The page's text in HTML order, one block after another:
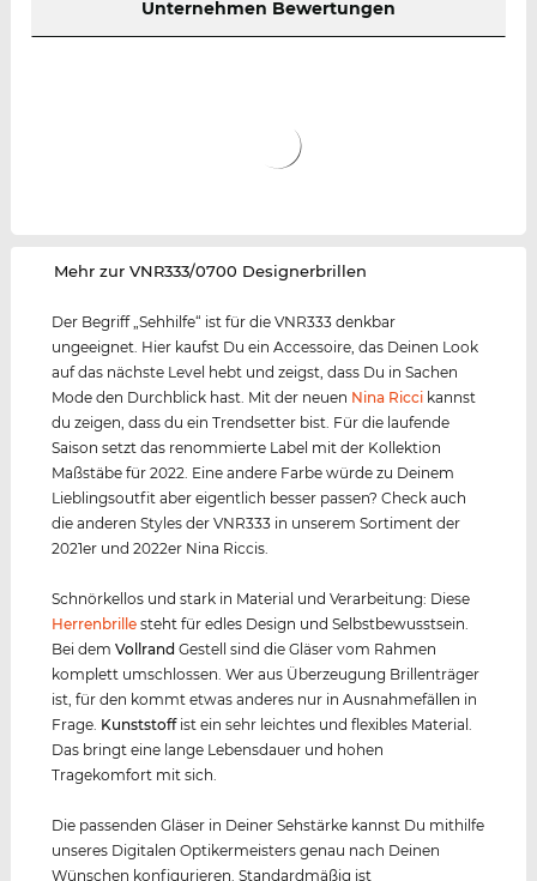
Unternehmen Bewertungen
‌Mehr zur VNR333/0700 Designerbrillen
Der Begriff „Sehhilfe“ ist für die VNR333 denkbar
ungeeignet. Hier kaufst Du ein Accessoire, das Deinen Look
auf das nächste Level hebt und zeigst, dass Du in Sachen
Mode den Durchblick hast. Mit der neuen Nina Ricci kannst
du zeigen, dass du ein Trendsetter bist. Für die laufende
Saison setzt das renommierte Label mit der Kollektion
Maßstäbe für 2022. Eine andere Farbe würde zu Deinem
Lieblingsoutfit aber eigentlich besser passen? Check auch
die anderen Styles der VNR333 in unserem Sortiment der
2021er und 2022er Nina Riccis.
Schnörkellos und stark in Material und Verarbeitung: Diese
Herrenbrille steht für edles Design und Selbstbewusstsein.
Bei demVollrand Gestell sind die Gläser vom Rahmen
komplett umschlossen. Wer aus Überzeugung Brillenträger
ist, für den kommt etwas anderes nur in Ausnahmefällen in
Frage. Kunststoffist ein sehr leichtes und flexibles Material.
Das bringt eine lange Lebensdauer und hohen
Tragekomfort mit sich.
Die passenden Gläser in Deiner Sehstärke kannst Du mithilfe
unseres Digitalen Optikermeisters genau nach Deinen
Wünschen konfigurieren. Standardmäßig ist